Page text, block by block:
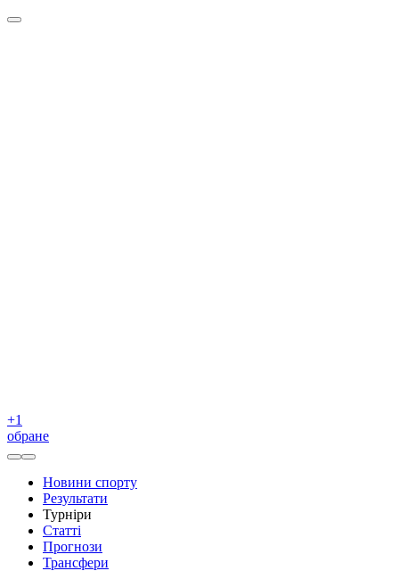
+1
обране
Новини спорту
Результати
Турніри
Статті
Прогнози
Трансфери